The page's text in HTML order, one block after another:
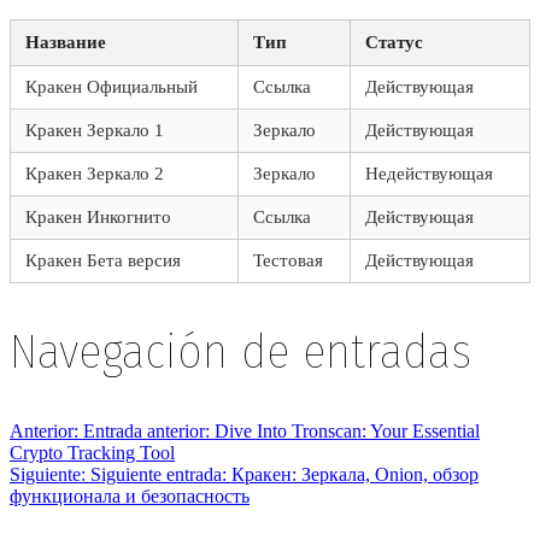
Название Тип Статус
Кракен Официальный Ссылка Действующая
Кракен Зеркало 1 Зеркало Действующая
Кракен Зеркало 2 Зеркало Недействующая
Кракен Инкогнито Ссылка Действующая
Кракен Бета версия Тестовая Действующая
Navegación de entradas
Anterior: Entrada anterior: Dive Into Tronscan: Your Essential
Crypto Tracking Tool
Siguiente: Siguiente entrada: Кракен: Зеркала, Onion, обзор
функционала и безопасность